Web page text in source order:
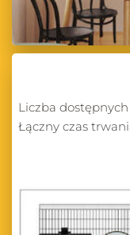
Liczba
Łączny czas